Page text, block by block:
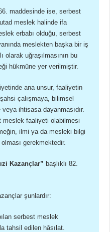
maddesinde ise, serbest
meslek halinde ifa
erbabı olduğu, serbest
meslekten başka bir iş
olarak uğraşılmasının bu
hükmüne yer verilmiştir.
ana unsur, faaliyetin
çalışmaya, bilimsel
ihtisasa dayanmasıdır.
meslek faaliyeti olabilmesi
ilmi ya da mesleki bilgi
gerekmektedir.
Kazançlar” başlıklı 82.
şunlardır:
serbest meslek
tahsil edilen hâsılat.